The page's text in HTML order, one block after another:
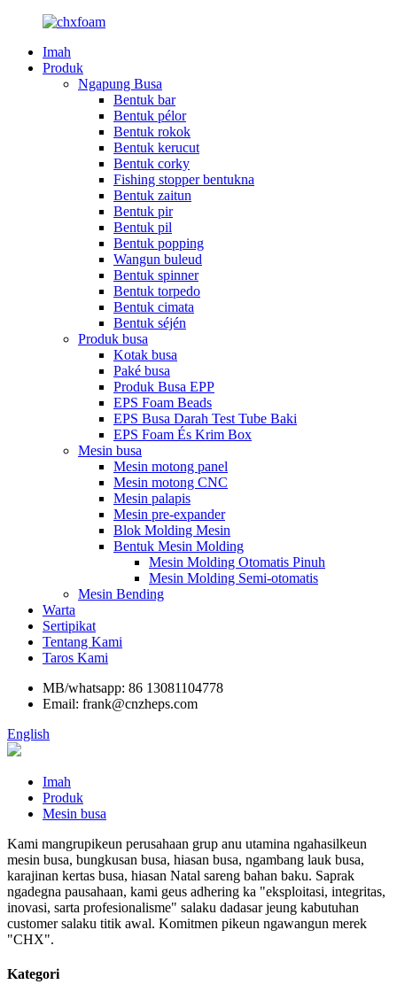
Imah
Produk
Ngapung Busa
Bentuk bar
Bentuk pélor
Bentuk rokok
Bentuk kerucut
Bentuk corky
Fishing stopper bentukna
Bentuk zaitun
Bentuk pir
Bentuk pil
Bentuk popping
Wangun buleud
Bentuk spinner
Bentuk torpedo
Bentuk cimata
Bentuk séjén
Produk busa
Kotak busa
Paké busa
Produk Busa EPP
EPS Foam Beads
EPS Busa Darah Test Tube Baki
EPS Foam És Krim Box
Mesin busa
Mesin motong panel
Mesin motong CNC
Mesin palapis
Mesin pre-expander
Blok Molding Mesin
Bentuk Mesin Molding
Mesin Molding Otomatis Pinuh
Mesin Molding Semi-otomatis
Mesin Bending
Warta
Sertipikat
Tentang Kami
Taros Kami
MB/whatsapp: 86 13081104778
Email: frank@cnzheps.com
English
Imah
Produk
Mesin busa
Kami mangrupikeun perusahaan grup anu utamina ngahasilkeun
mesin busa, bungkusan busa, hiasan busa, ngambang lauk busa,
karajinan kertas busa, hiasan Natal sareng bahan baku. Saprak
ngadegna pausahaan, kami geus adhering ka "eksploitasi, integritas,
inovasi, sarta profesionalisme" salaku dadasar jeung kabutuhan
customer salaku titik awal. Komitmen pikeun ngawangun merek
"CHX".
Kategori